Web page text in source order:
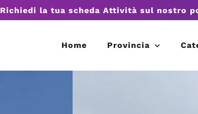
Richiedi la tua scheda Attività sul nostro
Home Provincia